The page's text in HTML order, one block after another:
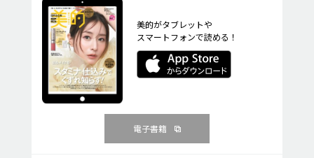
美的がタブレットや
スマートフォンで読める！
電子書籍